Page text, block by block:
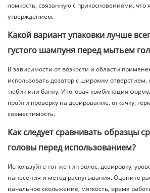
ломкость, связанную с прикосновениями, что
утверждением.
Какой вариант упаковки лучше
густого шампуня перед мытьем
В зависимости от вязкости и области
использовать дозатор с широким отверстием,
тюбик или банку. Итоговая комбинация
пройти проверку на дозирование, откачку,
совместимость.
Как следует сравнивать образцы
головы перед использованием?
Используйте тот же тип волос, дозировку,
нанесения и метод распутывания. Оцените
начальное скольжение, мягкость, время